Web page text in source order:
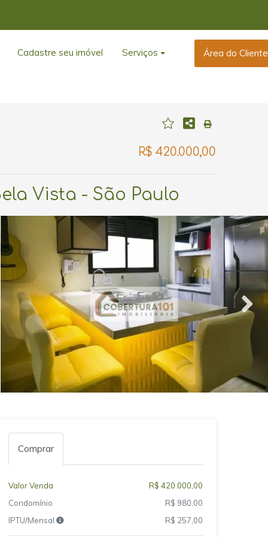
Cadastre seu imóvel Serviços Área do Cliente
R$ 420.000,00
Vista - São Paulo
Comprar
Valor Venda
R$ 420.000,00
Condomínio
R$ 980,00
IPTU/Mensal
R$ 257,00